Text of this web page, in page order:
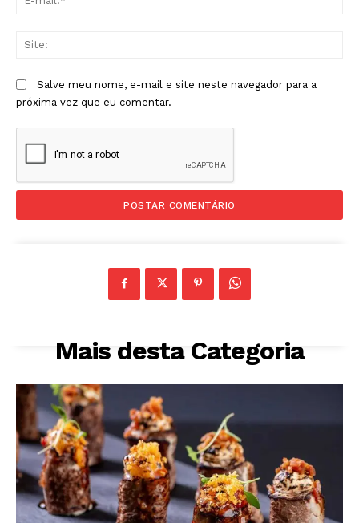
Salve meu nome, e-mail e site neste navegador para a
próxima vez que eu comentar.
Mais desta Categoria